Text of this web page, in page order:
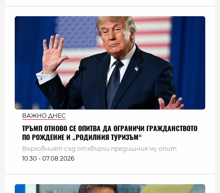
ВАЖНО ДНЕС
ТРЪМП ОТНОВО СЕ ОПИТВА ДА ОГРАНИЧИ ГРАЖДАНСТВОТО
ПО РОЖДЕНИЕ И „РОДИЛНИЯ ТУРИЗЪМ“
Върховният съд отхвърли предишния му опит
10:30 - 07.08.2026